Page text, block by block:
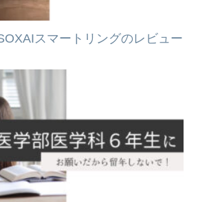
スマートリングのレビュー